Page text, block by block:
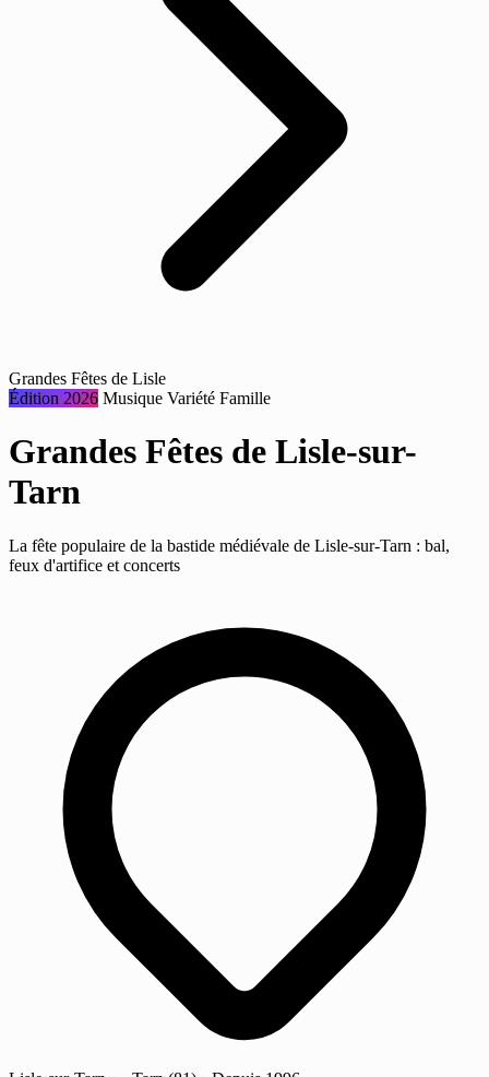
Grandes Fêtes de Lisle
Édition 2026 Musique Variété Famille
Grandes Fêtes de Lisle-sur-
Tarn
La fête populaire de la bastide médiévale de Lisle-sur-Tarn : bal,
feux d'artifice et concerts